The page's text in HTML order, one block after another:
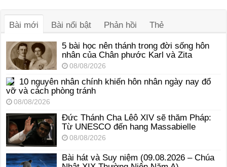
Bài mới Bài nổi bật Phản hồi Thẻ
5 bài học nên thánh trong đời sống hôn
nhân của Chân phước Karl và Zita
08/08/2026
10 nguyên nhân chính khiến hôn nhân ngày nay đổ
vỡ và cách phòng tránh
08/08/2026
Đức Thánh Cha Lêô XIV sẽ thăm Pháp:
Từ UNESCO đến hang Massabielle
08/08/2026
Bài hát và Suy niệm (09.08.2026 – Chúa